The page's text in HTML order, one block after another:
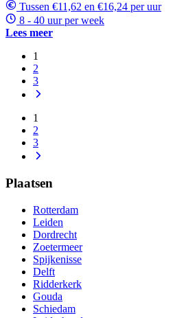
Tussen €11,62 en €16,24 per uur
8 - 40 uur per week
Lees meer
1
2
3
1
2
3
Plaatsen
Rotterdam
Leiden
Dordrecht
Zoetermeer
Spijkenisse
Delft
Ridderkerk
Gouda
Schiedam